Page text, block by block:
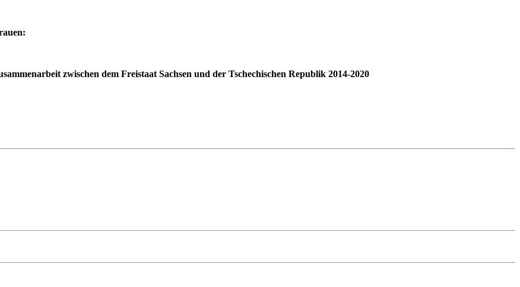
zwischen dem Freistaat Sachsen und der Tschechischen Republik 2014-2020